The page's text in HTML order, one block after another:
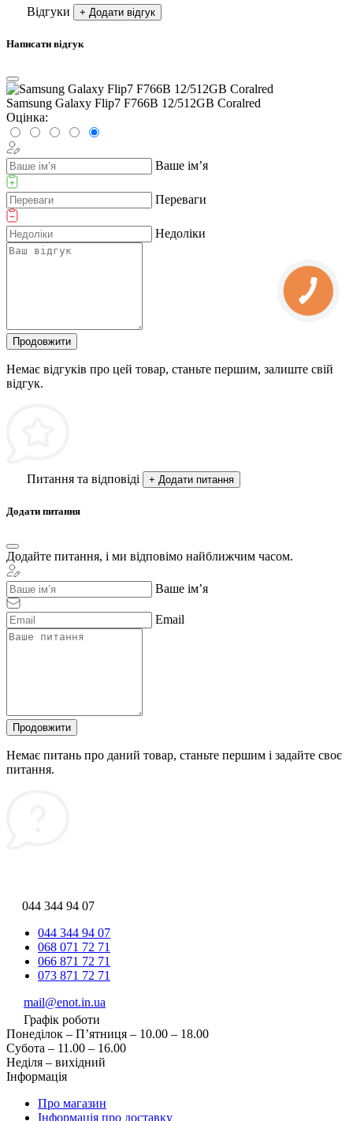
Відгуки
+ Додати відгук
Написати відгук
Samsung Galaxy Flip7 F766B 12/512GB Coralred
Оцінка:
Ваше ім’я
Переваги
Недоліки
Продовжити
Немає відгуків про цей товар, станьте першим, залиште свій
відгук.
Питання та відповіді + Додати питання
Додати питання
Додайте питання, і ми відповімо найближчим часом.
Ваше ім’я
Email
Продовжити
Немає питань про даний товар, станьте першим і задайте своє
питання.
044 344 94 07
044 344 94 07
068 071 72 71
066 871 72 71
073 871 72 71
mail@enot.in.ua
Графік роботи
Понеділок – П’ятниця – 10.00 – 18.00
Субота – 11.00 – 16.00
Неділя – вихідний
Інформація
Про магазин
Інформація про доставку